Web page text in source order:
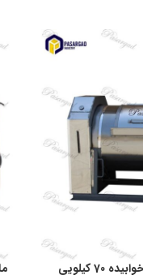
کیلویی